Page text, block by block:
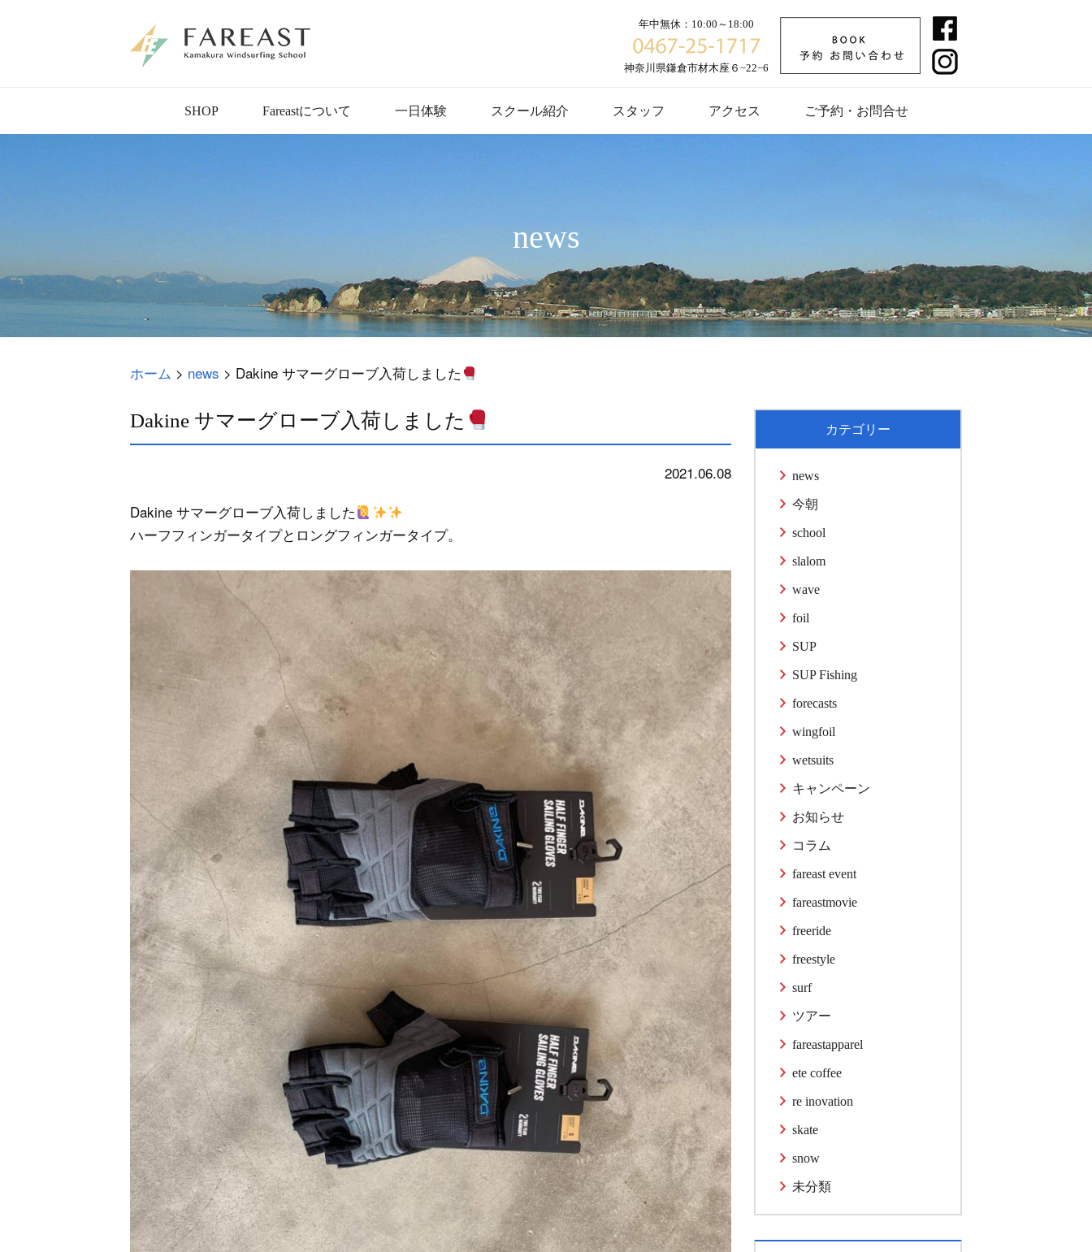
年中無休：10:00～18:00
神奈川県鎌倉市材木座６−22−6
SHOP Fareastについて 一日体験 スクール紹介 スタッフ アクセス ご予約・お問合せ
news
ホーム > news > Dakine サマーグローブ入荷しました
Dakine サマーグローブ入荷しました
2021.06.08
Dakine サマーグローブ入荷しました
ハーフフィンガータイプとロングフィンガータイプ。
カテゴリー
news
今朝
school
slalom
wave
foil
SUP
SUP Fishing
forecasts
wingfoil
wetsuits
キャンペーン
お知らせ
コラム
fareast event
fareastmovie
freeride
freestyle
surf
ツアー
fareastapparel
ete coffee
re inovation
skate
snow
未分類